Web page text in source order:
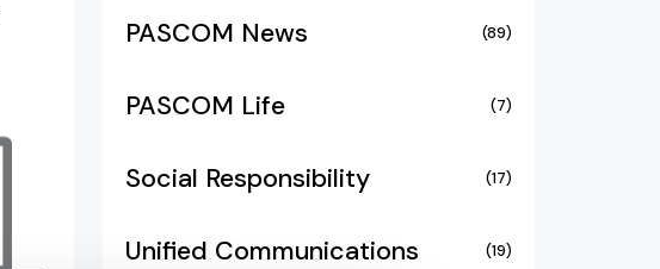
PASCOM News (89)
PASCOM Life (7)
Social Responsibility (17)
Unified Communications (19)